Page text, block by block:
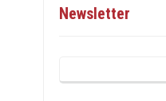
Newsletter